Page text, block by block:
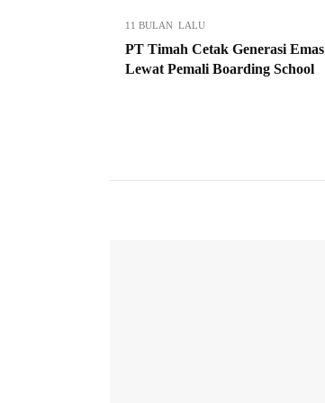
11 BULAN LALU
PT Timah Cetak Generasi Emas
Lewat Pemali Boarding School